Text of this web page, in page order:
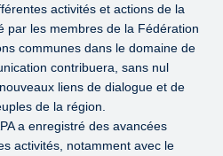
activités et actions de la
par les membres de la Fédération
communes dans le domaine de
contribuera, sans nul
liens de dialogue et de
de la région.
a enregistré des avancées
activités, notamment avec le